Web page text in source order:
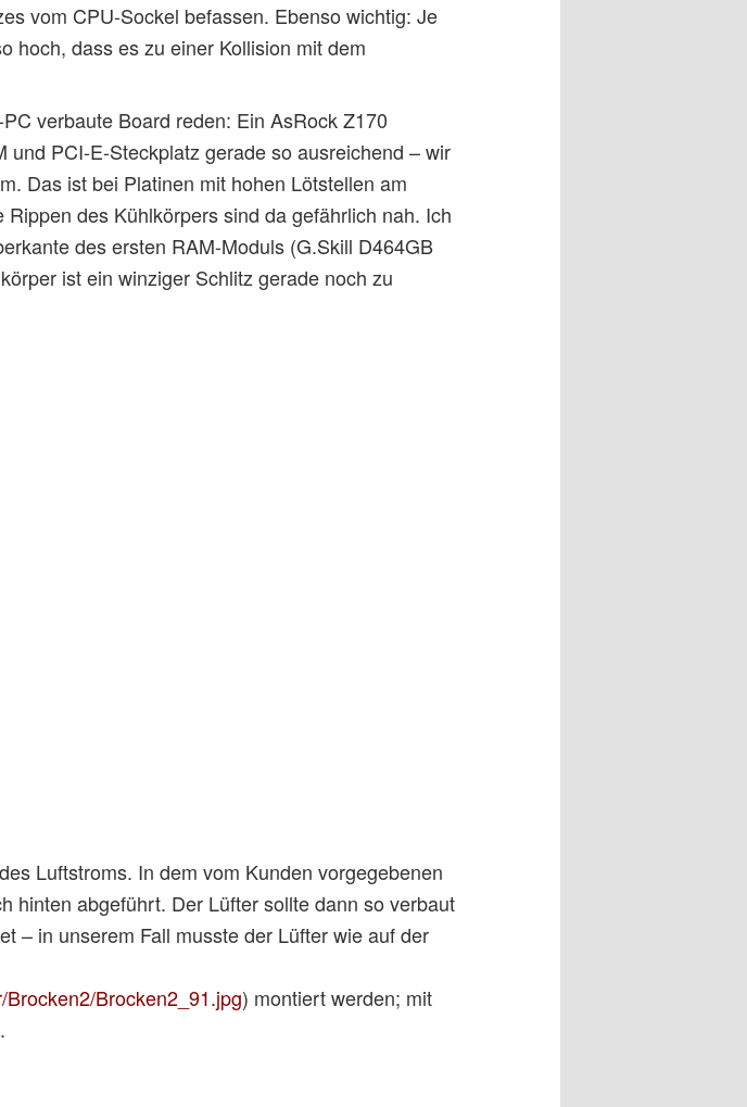
vom CPU-Sockel befassen. Ebenso wichtig: Je
hoch, dass es zu einer Kollision mit dem
verbaute Board reden: Ein AsRock Z170
PCI-E-Steckplatz gerade so ausreichend – wir
Das ist bei Platinen mit hohen Lötstellen am
des Kühlkörpers sind da gefährlich nah. Ich
des ersten RAM-Moduls (G.Skill D464GB
ist ein winziger Schlitz gerade noch zu
Luftstroms. In dem vom Kunden vorgegebenen
hinten abgeführt. Der Lüfter sollte dann so verbaut
– in unserem Fall musste der Lüfter wie auf der
Brocken2_91.jpg) montiert werden; mit